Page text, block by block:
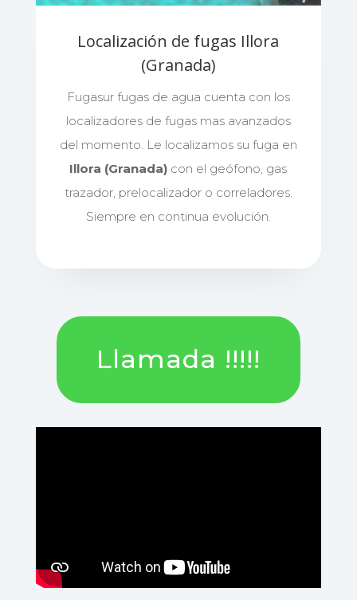
Localización de fugas Illora
(Granada)
Fugasur fugas de agua cuenta con los
localizadores de fugas mas avanzados
del momento. Le localizamos su fuga en
Illora (Granada) con el geófono, gas
trazador, prelocalizador o correladores.
Siempre en continua evolución.
Llamada !!!!!